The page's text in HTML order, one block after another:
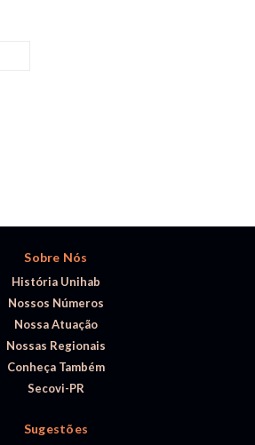
Sobre Nós
História Unihab
Nossos Números
Nossa Atuação
Nossas Regionais
Conheça Também
Secovi-PR
Sugestões